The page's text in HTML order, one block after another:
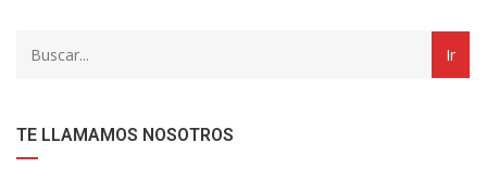
TE LLAMAMOS NOSOTROS